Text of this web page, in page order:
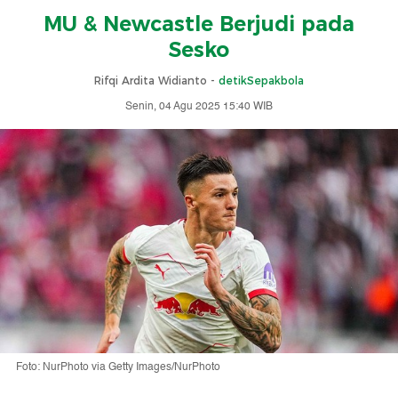
MU & Newcastle Berjudi pada
Sesko
Rifqi Ardita Widianto - detikSepakbola
Senin, 04 Agu 2025 15:40 WIB
Foto: NurPhoto via Getty Images/NurPhoto